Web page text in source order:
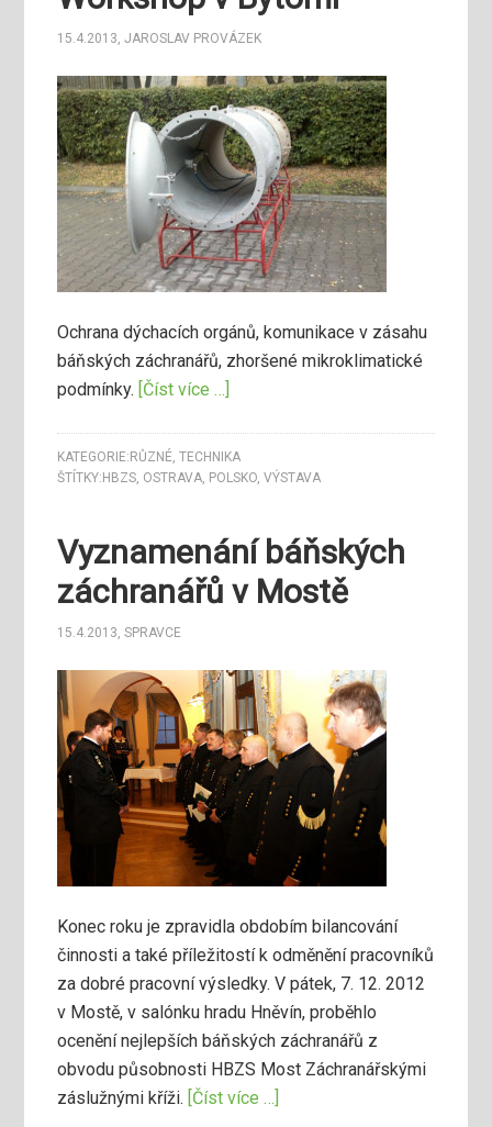
15.4.2013,JAROSLAV PROVÁZEK
Ochrana dýchacích orgánů, komunikace v zásahu
báňských záchranářů, zhoršené mikroklimatické
podmínky. [Číst více …]
KATEGORIE: RŮZNÉ,TECHNIKA
ŠTÍTKY: HBZS, OSTRAVA, POLSKO,VÝSTAVA
Vyznamenání báňských
záchranářů v Mostě
15.4.2013,SPRAVCE
Konec roku je zpravidla obdobím bilancování
činnosti a také příležitostí k odměnění pracovníků
za dobré pracovní výsledky. V pátek, 7. 12. 2012
v Mostě, v salónku hradu Hněvín, proběhlo
ocenění nejlepších báňských záchranářů z
obvodu působnosti HBZS Most Záchranářskými
záslužnými kříži. [Číst více …]